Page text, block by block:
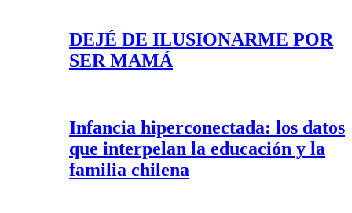
DEJÉ DE ILUSIONARME POR
SER MAMÁ
Infancia hiperconectada: los datos
que interpelan la educación y la
familia chilena